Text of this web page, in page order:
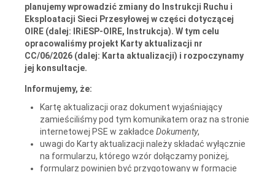
planujemy wprowadzić zmiany do Instrukcji Ruchu i
Eksploatacji Sieci Przesyłowej w części dotyczącej
OIRE (dalej: IRiESP-OIRE, Instrukcja). W tym celu
opracowaliśmy projekt Karty aktualizacji nr
CC/06/2026 (dalej: Karta aktualizacji) i rozpoczynamy
jej konsultacje.
Informujemy, że:
Kartę aktualizacji oraz dokument wyjaśniający
zamieściliśmy pod tym komunikatem oraz na stronie
internetowej PSE w zakładce Dokumenty,
uwagi do Karty aktualizacji należy składać wyłącznie
na formularzu, którego wzór dołączamy poniżej,
formularz powinien być przygotowany w formacie